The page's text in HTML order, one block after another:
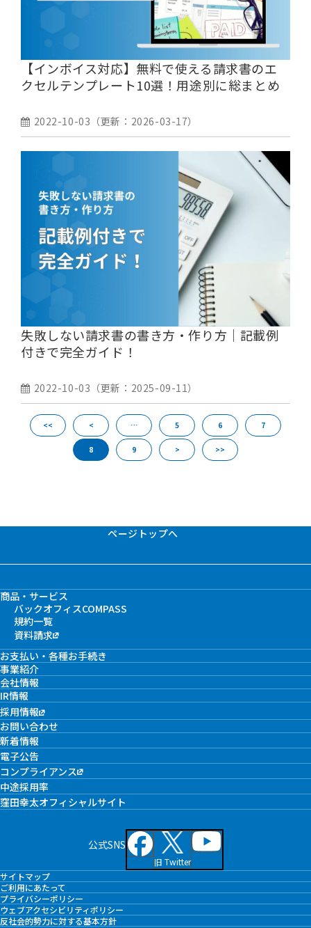
【インボイス対応】無料で使える請求書のエ
クセルテンプレート10選！用途別に総まとめ
2022-10-03 （更新： 2026-03-17）
失敗しない請求書の書き方・作り方｜記載例
付きで完全ガイド！
2022-10-03 （更新： 2025-09-11）
<< < … 5 6 7
8 9 > >>
ページトップへ
商品・サービス
バックオフィスCOMPASS
規約一覧
資料請求
お支払い・各種お手続き
事業紹介
会社情報
IR情報
採用情報
お問い合わせ
新着情報
電子公告
コンプライアンス
中途採用率
窪田幸太オフィシャルサイト
公式SNS
旧 Twitter
サイトマップ
ご利用にあたって
プライバシーポリシー
ウェブアクセシビリティポリシー
反社会的勢力に対する基本方針